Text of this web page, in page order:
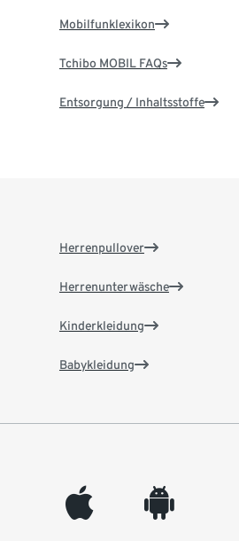
Mobilfunklexikon
Tchibo MOBIL FAQs
Entsorgung / Inhaltsstoffe
Herrenpullover
Herrenunterwäsche
Kinderkleidung
Babykleidung
appleinc android